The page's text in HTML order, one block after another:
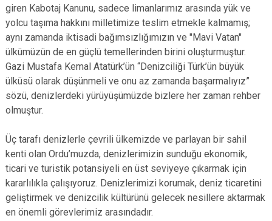
giren Kabotaj Kanunu, sadece limanlarımız arasında yük ve
yolcu taşıma hakkını milletimize teslim etmekle kalmamış;
aynı zamanda iktisadi bağımsızlığımızın ve "Mavi Vatan"
ülkümüzün de en güçlü temellerinden birini oluşturmuştur.
Gazi Mustafa Kemal Atatürk’ün “Denizciliği Türk’ün büyük
ülküsü olarak düşünmeli ve onu az zamanda başarmalıyız”
sözü, denizlerdeki yürüyüşümüzde bizlere her zaman rehber
olmuştur.
Üç tarafı denizlerle çevrili ülkemizde ve parlayan bir sahil
kenti olan Ordu’muzda, denizlerimizin sunduğu ekonomik,
ticari ve turistik potansiyeli en üst seviyeye çıkarmak için
kararlılıkla çalışıyoruz. Denizlerimizi korumak, deniz ticaretini
geliştirmek ve denizcilik kültürünü gelecek nesillere aktarmak
en önemli görevlerimiz arasındadır.